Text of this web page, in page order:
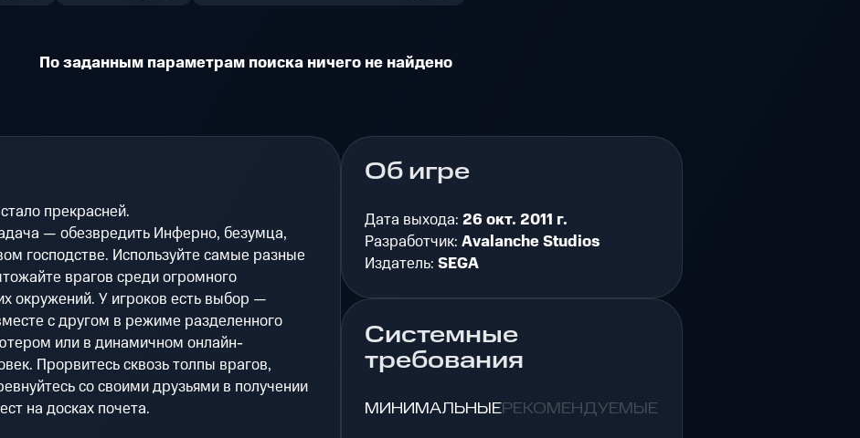
По заданным параметрам поиска ничего не найдено
прекрасней.
— обезвредить Инферно, безумца,
господстве. Используйте самые разные
врагов среди огромного
окружений. У игроков есть выбор —
с другом в режиме разделенного
или в динамичном онлайн-
Прорвитесь сквозь толпы врагов,
со своими друзьями в получении
на досках почета.
Об игре
Дата выхода:26 окт. 2011 г.
Разработчик:Avalanche Studios
Издатель:SEGA
Системные
требования
МИНИМАЛЬНЫЕРЕКОМЕНДУЕМЫЕ